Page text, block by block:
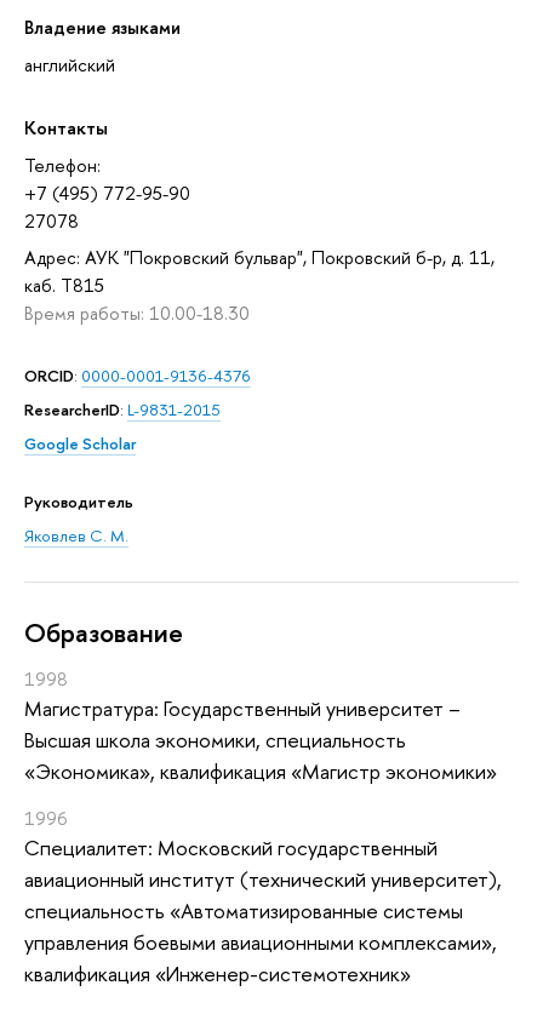
Владение языками
английский
Контакты
Телефон:
+7 (495) 772-95-90
27078
Адрес: АУК "Покровский бульвар", Покровский б-р, д. 11,
каб. T815
Время работы: 10.00-18.30
ORCID: 0000-0001-9136-4376
ResearcherID: L-9831-2015
Google Scholar
Руководитель
Яковлев С. М.
Oбразование
1998
Магистратура: Государственный университет –
Высшая школа экономики, специальность
«Экономика», квалификация «Магистр экономики»
1996
Специалитет: Московский государственный
авиационный институт (технический университет),
специальность «Автоматизированные системы
управления боевыми авиационными комплексами»,
квалификация «Инженер-системотехник»